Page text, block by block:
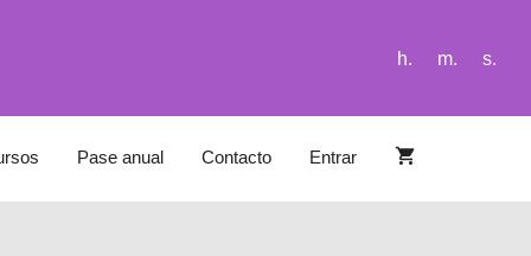
h. m. s.
Pase anual Contacto Entrar